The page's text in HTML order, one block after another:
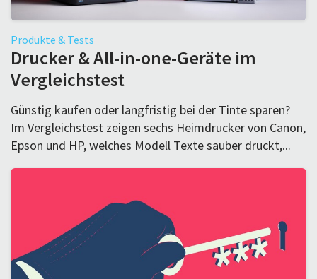
Produkte & Tests
Drucker & All-in-one-Geräte im
Vergleichstest
Günstig kaufen oder langfristig bei der Tinte sparen?
Im Vergleichstest zeigen sechs Heimdrucker von Canon,
Epson und HP, welches Modell Texte sauber druckt,...